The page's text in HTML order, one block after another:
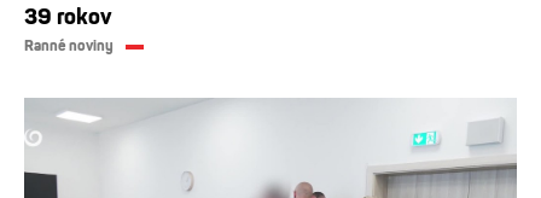
39 rokov
Ranné noviny